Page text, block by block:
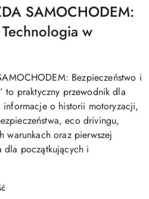
SAMOCHODEM:
w
Bezpieczeństwo i
to praktyczny przewodnik dla
o historii motoryzacji,
eco drivingu,
warunkach oraz pierwszej
dla początkujących i